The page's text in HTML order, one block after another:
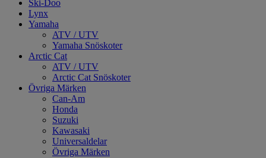
Ski-Doo
Lynx
Yamaha
ATV / UTV
Yamaha Snöskoter
Arctic Cat
ATV / UTV
Arctic Cat Snöskoter
Övriga Märken
Can-Am
Honda
Suzuki
Kawasaki
Universaldelar
Övriga Märken